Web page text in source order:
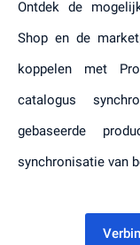
Ontdek de
Shop en de
koppelen met
catalogus
gebaseerde
synchronisatie van